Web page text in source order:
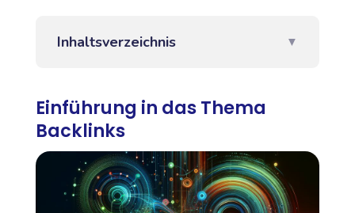
Inhaltsverzeichnis ▼
Einführung in das Thema
Backlinks